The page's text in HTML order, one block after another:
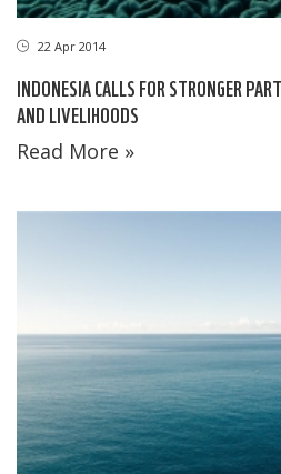
22 Apr 2014
INDONESIA CALLS FOR STRONGER
AND LIVELIHOODS
Read More »